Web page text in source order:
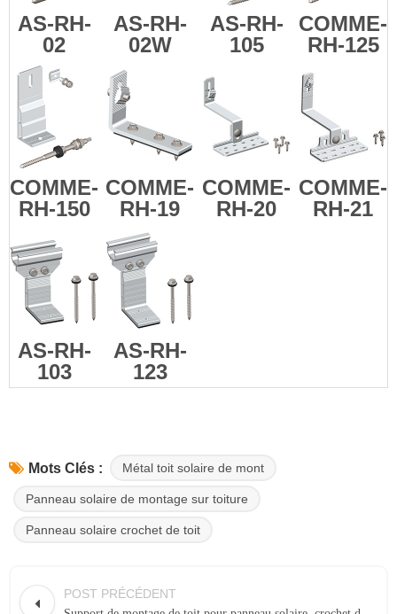
AS-RH-
02
AS-RH-
02W
AS-RH-
105
COMME-
RH-125
COMME-
RH-150
COMME-
RH-19
COMME-
RH-20
COMME-
RH-21
AS-RH-
103
AS-RH-
123
Mots Clés : Métal toit solaire de mont
Panneau solaire de montage sur toiture
Panneau solaire crochet de toit
POST PRÉCÉDENT